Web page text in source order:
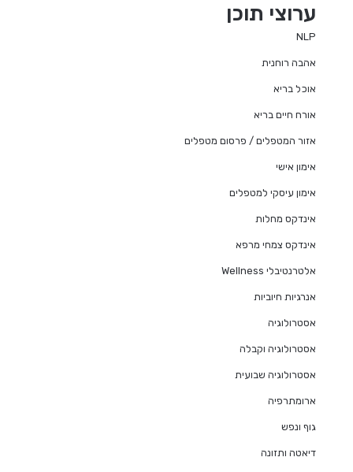
ערוצי תוכן
NLP
אהבה רוחנית
אוכל בריא
אורח חיים בריא
אזור המטפלים / פרסום מטפלים
אימון אישי
אימון עיסקי למטפלים
אינדקס מחלות
אינדקס צמחי מרפא
אלטרנטיבלי Wellness
אנרגיות חיוביות
אסטרולוגיה
אסטרולוגיה וקבלה
אסטרולוגיה שבועית
ארומתרפיה
גוף ונפש
דיאטה ותזונה